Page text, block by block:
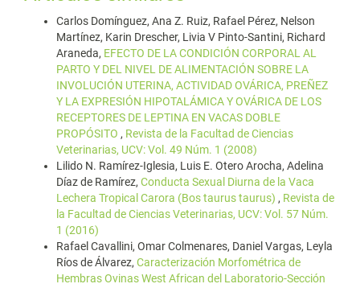
Carlos Domínguez, Ana Z. Ruiz, Rafael Pérez, Nelson
Martínez, Karin Drescher, Livia V Pinto-Santini, Richard
Araneda, EFECTO DE LA CONDICIÓN CORPORAL AL
PARTO Y DEL NIVEL DE ALIMENTACIÓN SOBRE LA
INVOLUCIÓN UTERINA, ACTIVIDAD OVÁRICA, PREÑEZ
Y LA EXPRESIÓN HIPOTALÁMICA Y OVÁRICA DE LOS
RECEPTORES DE LEPTINA EN VACAS DOBLE
PROPÓSITO , Revista de la Facultad de Ciencias
Veterinarias, UCV: Vol. 49 Núm. 1 (2008)
Lilido N. Ramírez-Iglesia, Luis E. Otero Arocha, Adelina
Díaz de Ramírez, Conducta Sexual Diurna de la Vaca
Lechera Tropical Carora (Bos taurus taurus) , Revista de
la Facultad de Ciencias Veterinarias, UCV: Vol. 57 Núm.
1 (2016)
Rafael Cavallini, Omar Colmenares, Daniel Vargas, Leyla
Ríos de Álvarez, Caracterización Morfométrica de
Hembras Ovinas West African del Laboratorio-Sección